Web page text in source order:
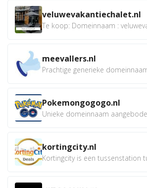
veluwevakantiechalet.nl
meevallers.nl
Pokemongogogo.nl
kortingcity.nl